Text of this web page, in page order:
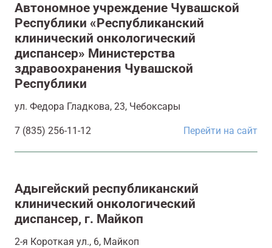
Автономное учреждение Чувашской
Республики «Республиканский
клинический онкологический
диспансер» Министерства
здравоохранения Чувашской
Республики
ул. Федора Гладкова, 23, Чебоксары
7 (835) 256-11-12 Перейти на сайт
Адыгейский республиканский
клинический онкологический
диспансер, г. Майкоп
2-я Короткая ул., 6, Майкоп